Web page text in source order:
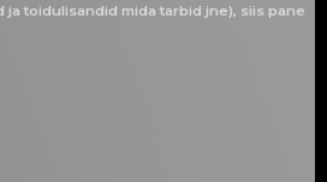
ja toidulisandid mida tarbid jne), siis pane